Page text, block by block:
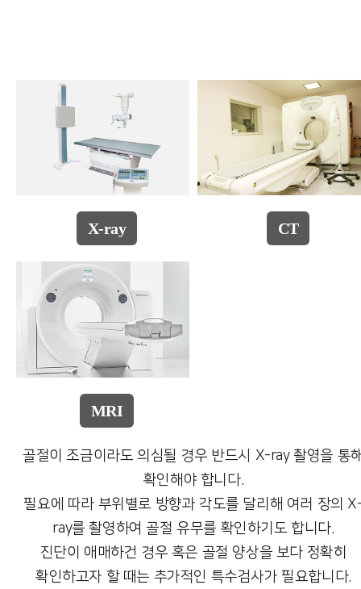
X-ray CT
MRI
골절이 조금이라도 의심될 경우 반드시 X-ray 촬영을 통
확인해야 합니다.
필요에 따라 부위별로 방향과 각도를 달리해 여러 장의
ray를 촬영하여 골절 유무를 확인하기도 합니다.
진단이 애매하건 경우 혹은 골절 양상을 보다 정확히
확인하고자 할 때는 추가적인 특수검사가 필요합니다.